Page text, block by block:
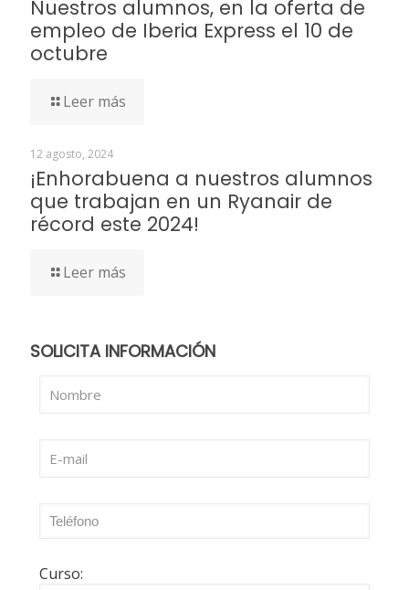
Nuestros alumnos, en la oferta de
empleo de Iberia Express el 10 de
octubre
Leer más
12 agosto, 2024
¡Enhorabuena a nuestros alumnos
que trabajan en un Ryanair de
récord este 2024!
Leer más
SOLICITA INFORMACIÓN
Curso: